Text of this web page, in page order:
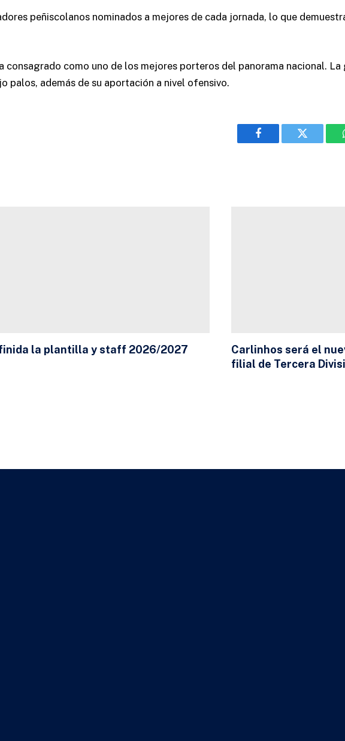
peñiscolanos nominados a mejores de cada jornada, lo que
consagrado como uno de los mejores porteros del panorama nacional.
palos, además de su aportación a nivel ofensivo.
Facebook Twitter
la plantilla y staff 2026/2027
Carlinhos será el
filial de Tercera